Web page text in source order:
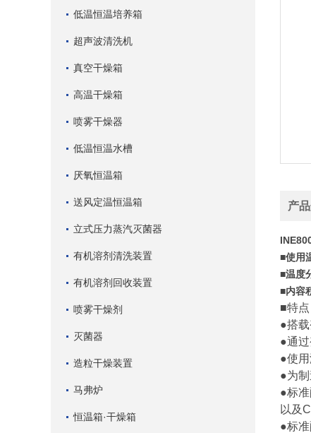
低温恒温培养箱
超声波清洗机
真空干燥箱
高温干燥箱
喷雾干燥器
低温恒温水槽
厌氧恒温箱
送风定温恒温箱
立式压力蒸汽灭菌器
有机溶剂清洗装置
有机溶剂回收装置
喷雾干燥剂
灭菌器
造粒干燥装置
马弗炉
恒温箱·干燥箱
产
■使用
■温度
■内容
■特
●搭
●通
●使
●为
●标
以及
●标